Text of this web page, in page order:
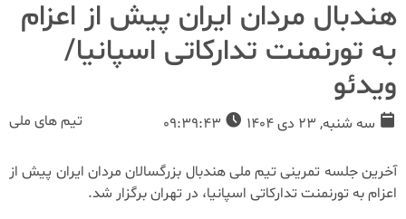
هندبال مردان ایران پیش از اعزام
به تورنمنت تدارکاتی اسپانیا/
ویدئو
سه شنبه, 23 دی 1404 تیم های ملی
آخرین جلسه تمرینی تیم ملی هندبال بزرگسالان مردان ایران پیش از
اعزام به تورنمنت تدارکاتی اسپانیا، در تهران برگزار شد.